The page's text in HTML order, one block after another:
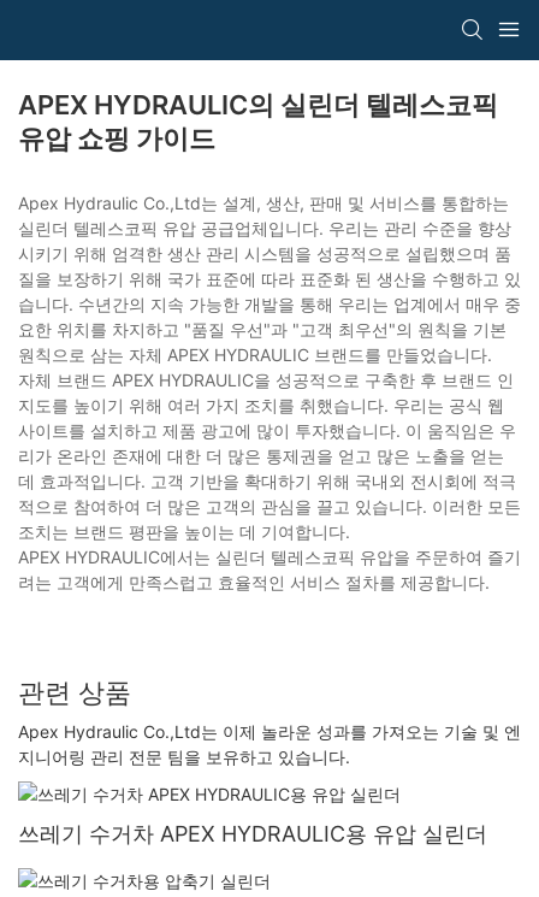
APEX HYDRAULIC의 실린더 텔레스코픽
유압 쇼핑 가이드
Apex Hydraulic Co.,Ltd는 설계, 생산, 판매 및 서비스를 통합하는
실린더 텔레스코픽 유압 공급업체입니다. 우리는 관리 수준을 향상
시키기 위해 엄격한 생산 관리 시스템을 성공적으로 설립했으며 품
질을 보장하기 위해 국가 표준에 따라 표준화 된 생산을 수행하고 있
습니다. 수년간의 지속 가능한 개발을 통해 우리는 업계에서 매우 중
요한 위치를 차지하고 "품질 우선"과 "고객 최우선"의 원칙을 기본
원칙으로 삼는 자체 APEX HYDRAULIC 브랜드를 만들었습니다.
자체 브랜드 APEX HYDRAULIC을 성공적으로 구축한 후 브랜드 인
지도를 높이기 위해 여러 가지 조치를 취했습니다. 우리는 공식 웹
사이트를 설치하고 제품 광고에 많이 투자했습니다. 이 움직임은 우
리가 온라인 존재에 대한 더 많은 통제권을 얻고 많은 노출을 얻는
데 효과적입니다. 고객 기반을 확대하기 위해 국내외 전시회에 적극
적으로 참여하여 더 많은 고객의 관심을 끌고 있습니다. 이러한 모든
조치는 브랜드 평판을 높이는 데 기여합니다.
APEX HYDRAULIC에서는 실린더 텔레스코픽 유압을 주문하여 즐기
려는 고객에게 만족스럽고 효율적인 서비스 절차를 제공합니다.
관련 상품
Apex Hydraulic Co.,Ltd는 이제 놀라운 성과를 가져오는 기술 및 엔
지니어링 관리 전문 팀을 보유하고 있습니다.
쓰레기 수거차 APEX HYDRAULIC용 유압 실린더